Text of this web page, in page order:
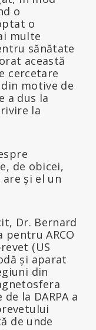
o
o
multe
sănătate
această
cercetare
motive de
a dus la
la
de obicei,
și el un
Dr. Bernard
pentru ARCO
(US
și aparat
din
la DARPA a
de unde